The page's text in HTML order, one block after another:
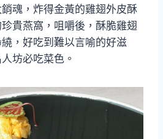
魂，炸得金黃的雞翅外皮酥
貴燕窩，咀嚼後，酥脆雞翅
，好吃到難以言喻的好滋
坊必吃菜色。